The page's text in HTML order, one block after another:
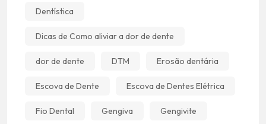
Dentística
Dicas de Como aliviar a dor de dente
dor de dente DTM Erosão dentária
Escova de Dente Escova de Dentes Elétrica
Fio Dental Gengiva Gengivite